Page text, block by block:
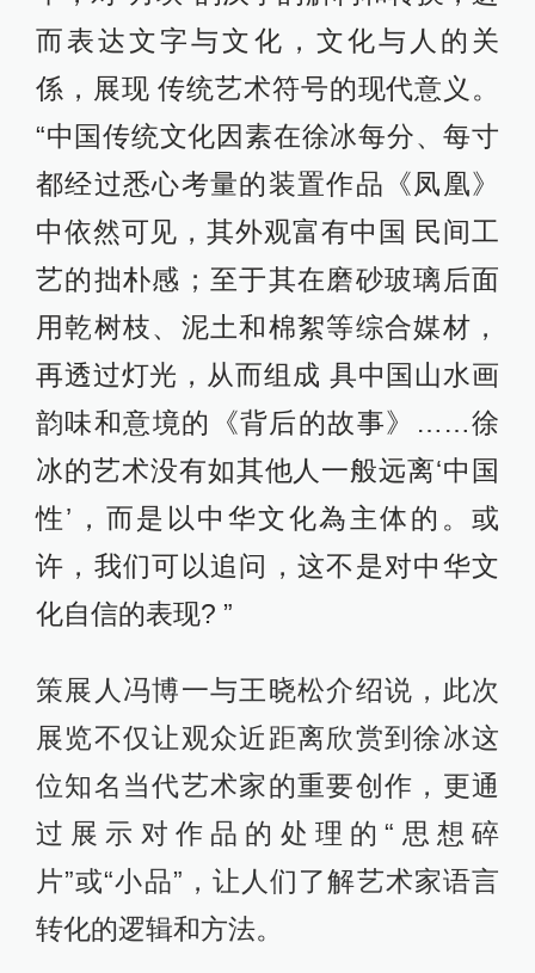
而表达文字与文化，文化与人的关
係，展现 传统艺术符号的现代意义。
“中国传统文化因素在徐冰每分、每寸
都经过悉心考量的装置作品《凤凰》
中依然可见，其外观富有中国 民间工
艺的拙朴感；至于其在磨砂玻璃后面
用乾树枝、泥土和棉絮等综合媒材，
再透过灯光，从而组成 具中国山水画
韵味和意境的《背后的故事》……徐
冰的艺术没有如其他人一般远离‘中国
性’，而是以中华文化為主体的。或
许，我们可以追问，这不是对中华文
化自信的表现? ”
策展人冯博一与王晓松介绍说，此次
展览不仅让观众近距离欣赏到徐冰这
位知名当代艺术家的重要创作，更通
过展示对作品的处理的“思想碎
片”或“小品”，让人们了解艺术家语言
转化的逻辑和方法。